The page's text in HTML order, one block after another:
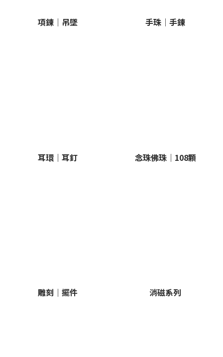
項鍊｜吊墜 手珠｜手鍊
耳環｜耳釘 念珠佛珠｜108顆
雕刻｜擺件 消磁系列